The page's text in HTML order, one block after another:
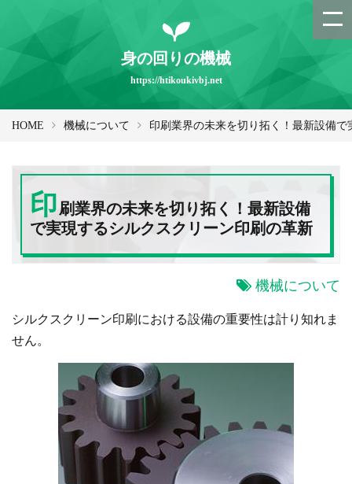
身の回りの機械
https://htikoukivbj.net
HOME 機械について 印刷業界の未来を切り拓く！最新設備
印刷業界の未来を切り拓く！最新設備
で実現するシルクスクリーン印刷の革新
機械について
シルクスクリーン印刷における設備の重要性は計り知れま
せん。